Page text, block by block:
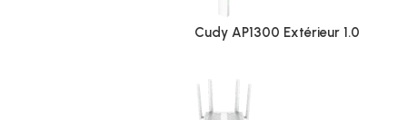
Cudy AP1300 Extérieur 1.0